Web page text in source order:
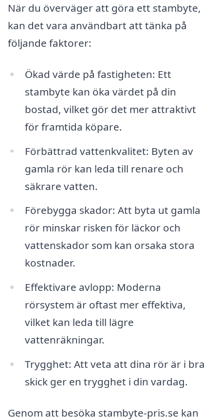
När du överväger att göra ett stambyte,
kan det vara användbart att tänka på
följande faktorer:
Ökad värde på fastigheten: Ett
stambyte kan öka värdet på din
bostad, vilket gör det mer attraktivt
för framtida köpare.
Förbättrad vattenkvalitet: Byten av
gamla rör kan leda till renare och
säkrare vatten.
Förebygga skador: Att byta ut gamla
rör minskar risken för läckor och
vattenskador som kan orsaka stora
kostnader.
Effektivare avlopp: Moderna
rörsystem är oftast mer effektiva,
vilket kan leda till lägre
vattenräkningar.
Trygghet: Att veta att dina rör är i bra
skick ger en trygghet i din vardag.
Genom att besöka stambyte-pris.se kan